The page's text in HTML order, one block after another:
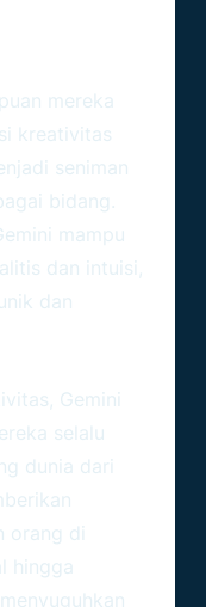
mereka
kreativitas
seniman
bidang.
mampu
dan intuisi,
dan
Gemini
selalu
dunia dari
orang di
hingga